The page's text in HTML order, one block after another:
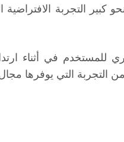
في أثناء
التجربة التي يوفرها